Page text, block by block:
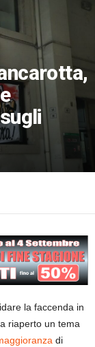
la faccenda in
riaperto un tema
di